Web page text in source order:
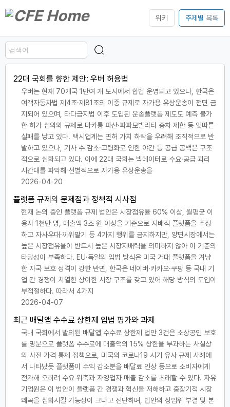
위키 주제별 목록
22대 국회를 향한 제안: 우버 허용법
우버는 현재 70개국 1만여 개 도시에서 합법 운영되고 있으나, 한국은
여객자동차법 제4조·제81조의 이중 규제로 자가용 유상운송이 전면 금
지되어 있으며, 타다금지법 이후 도입된 운송플랫폼 제도도 예측 불가
한 허가 심의와 규제로 마카롱 파산·파파모빌리티 증차 제한 등 잇따른
실패를 낳고 있다. 택시업계는 면허 가치 하락을 우려해 조직적으로 반
발하고 있으나, 기사 수 감소·고령화로 인한 야간 등 공급 공백은 구조
적으로 심화되고 있다. 이에 22대 국회는 빅데이터로 수요·공급 괴리
시간대를 파악해 선별적으로 자가용 유상운송을
2026-04-20
플랫폼 규제의 문제점과 정책적 시사점
현재 논의 중인 플랫폼 규제 법안은 시장점유율 60% 이상, 월평균 이
용자 1천만 명, 매출액 3조 원 이상을 기준으로 지배적 플랫폼을 추정
하고 자사우대·끼워팔기 등 4가지 행위를 금지하지만, 양면시장에서는
높은 시장점유율이 반드시 높은 시장지배력을 의미하지 않아 이 기준의
타당성이 부족하다. EU·독일의 입법 방식은 미국 거대 플랫폼을 겨냥
한 자국 보호 성격이 강한 반면, 한국은 네이버·카카오·쿠팡 등 국내 기
업 간 경쟁이 치열한 상이한 시장 구조를 갖고 있어 해당 방식의 도입이
부적절하다. 따라서 4가지
2026-04-07
최근 배달앱 수수료 상한제 입법 평가와 과제
국내 국회에서 발의된 배달앱 수수료 상한제 법안 3건은 소상공인 보호
를 명분으로 플랫폼 수수료에 매출액의 15% 상한을 부과하는 사실상
의 사전 가격 통제 정책으로, 미국의 코로나19 시기 유사 규제 사례에
서 나타났듯 플랫폼이 수익 감소분을 배달료 인상 등으로 소비자에게
전가해 오히려 수요 위축과 자영업자 매출 감소를 초래할 수 있다. 자유
기업원은 이 법안이 플랫폼 간 경쟁과 혁신을 저해하고 중장기적 시장
왜곡을 심화시킬 가능성이 크다고 진단하며, 법안의 상임위 부결 및 본